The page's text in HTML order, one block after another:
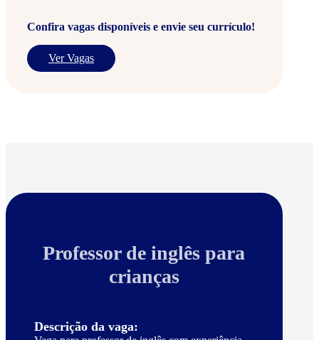
Confira vagas disponíveis e envie seu currículo!
Ver Vagas
Professor de inglês para
crianças
Descrição da vaga: